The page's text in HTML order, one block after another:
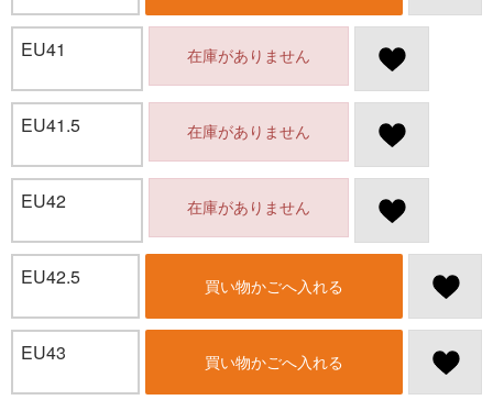
EU41 在庫がありません
EU41.5 在庫がありません
EU42 在庫がありません
EU42.5 買い物かごへ入れる
EU43 買い物かごへ入れる